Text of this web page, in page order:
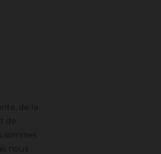
de la
de
sommes
nous